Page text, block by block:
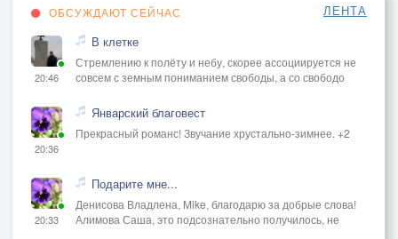
ОБСУЖДАЮТ СЕЙЧАС ЛЕНТА
20:46
В клетке
Стремлению к полёту и небу, скорее ассоциируется не
совсем с земным пониманием свободы, а со свободо
20:36
Январский благовест
Прекрасный романс! Звучание хрустально-зимнее. +2
20:33
Подарите мне...
Денисова Владлена, Mike, благодарю за добрые слова!
Алимова Саша, это подсознательно получилось, не